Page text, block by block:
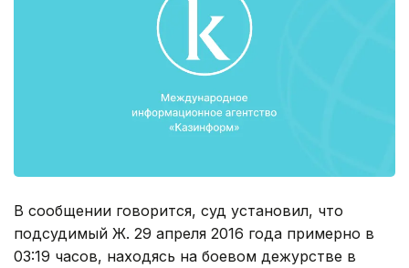
В сообщении говорится, суд установил, что
подсудимый Ж. 29 апреля 2016 года примерно в
03:19 часов, находясь на боевом дежурстве в